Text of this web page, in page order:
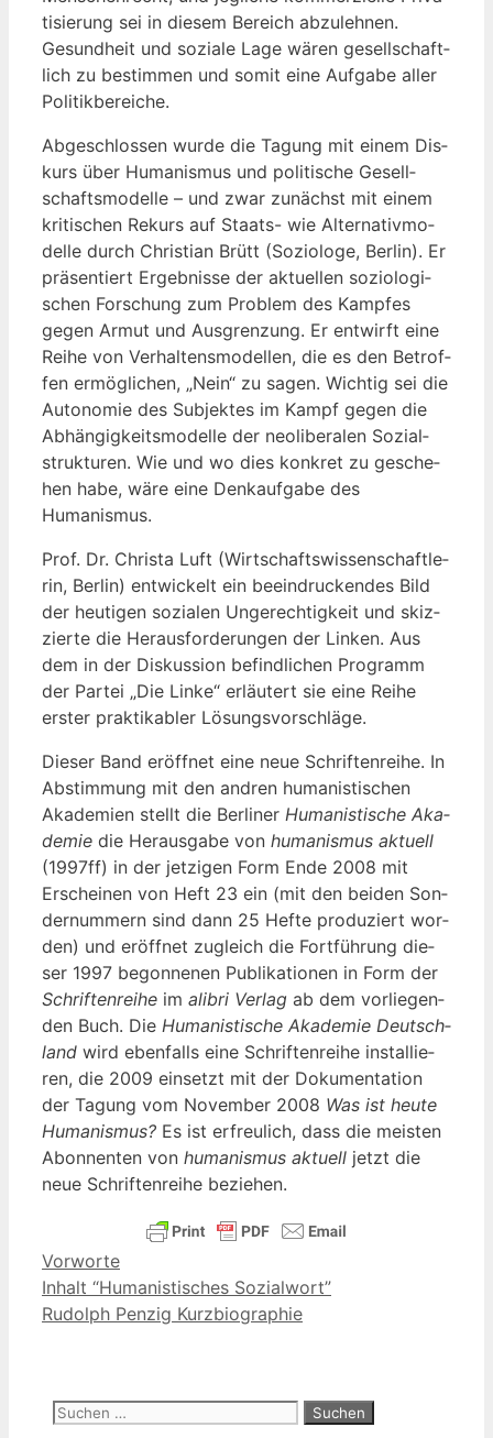
ti­sie­rung sei in die­sem Bereich abzu­leh­nen.
Gesund­heit und sozia­le Lage wären gesell­schaft­
lich zu bestim­men und somit eine Auf­ga­be aller
Politikbereiche.
Abge­schlos­sen wur­de die Tagung mit einem Dis­
kurs über Huma­nis­mus und poli­ti­sche Gesell­
schafts­mo­del­le – und zwar zunächst mit einem
kri­ti­schen Rekurs auf Staats- wie Alter­na­tiv­mo­
del­le durch Chris­ti­an Brütt (Sozio­lo­ge, Ber­lin). Er
prä­sen­tiert Ergeb­nis­se der aktu­el­len sozio­lo­gi­
schen For­schung zum Pro­blem des Kamp­fes
gegen Armut und Aus­gren­zung. Er ent­wirft eine
Rei­he von Ver­hal­tens­mo­del­len, die es den Betrof­
fen ermög­li­chen, „Nein“ zu sagen. Wich­tig sei die
Auto­no­mie des Sub­jek­tes im Kampf gegen die
Abhän­gig­keits­mo­del­le der neo­li­be­ra­len Sozi­al­
struk­tu­ren. Wie und wo dies kon­kret zu gesche­
hen habe, wäre eine Denk­auf­ga­be des
Humanismus.
Prof. Dr. Chris­ta Luft (Wirt­schafts­wis­sen­schaft­le­
rin, Ber­lin) ent­wi­ckelt ein beein­dru­cken­des Bild
der heu­ti­gen sozia­len Unge­rech­tig­keit und skiz­
zier­te die Her­aus­for­de­run­gen der Lin­ken. Aus
dem in der Dis­kus­si­on befind­li­chen Pro­gramm
der Par­tei „Die Lin­ke“ erläu­tert sie eine Rei­he
ers­ter prak­ti­ka­bler Lösungsvorschläge.
Die­ser Band eröff­net eine neue Schrif­ten­rei­he. In
Abstim­mung mit den and­ren huma­nis­ti­schen
Aka­de­mien stellt die Ber­li­ner Huma­nis­ti­sche Aka­
de­mie die Her­aus­ga­be von huma­nis­mus aktu­ell
(1997ff) in der jet­zi­gen Form Ende 2008 mit
Erschei­nen von Heft 23 ein (mit den bei­den Son­
der­num­mern sind dann 25 Hef­te pro­du­ziert wor­
den) und eröff­net zugleich die Fort­füh­rung die­
ser 1997 begon­ne­nen Publi­ka­tio­nen in Form der
Schrif­ten­rei­he im ali­bri Ver­lag ab dem vor­lie­gen­
den Buch. Die Huma­nis­ti­sche Aka­de­mie Deutsch­
land wird eben­falls eine Schrif­ten­rei­he instal­lie­
ren, die 2009 ein­setzt mit der Doku­men­ta­ti­on
der Tagung vom Novem­ber 2008 Was ist heu­te
Huma­nis­mus? Es ist erfreu­lich, dass die meis­ten
Abon­nen­ten von huma­nis­mus aktu­ell jetzt die
neue Schrif­ten­rei­he beziehen.
Kategorien
Vorworte
Inhalt “Humanistisches Sozialwort”
Rudolph Penzig Kurzbiographie
Suchen